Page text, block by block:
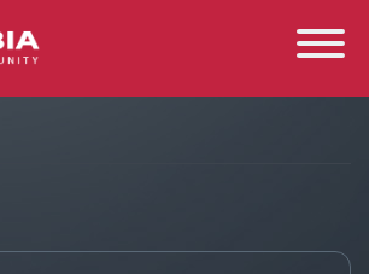
Toggle